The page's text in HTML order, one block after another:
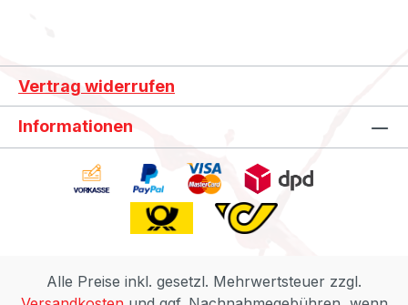
Vertrag widerrufen
Informationen
Alle Preise inkl. gesetzl. Mehrwertsteuer zzgl.